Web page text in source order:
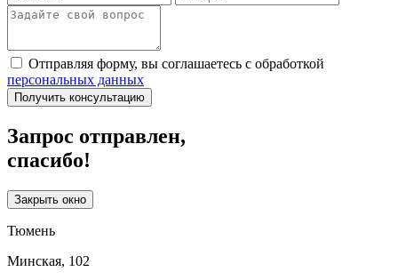
Отправляя форму, вы соглашаетесь с обработкой
персональных данных
Получить консультацию
Запрос отправлен,
спасибо!
Закрыть окно
Тюмень
Минская, 102